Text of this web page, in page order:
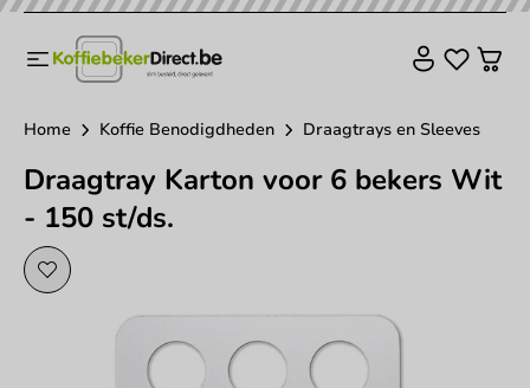
Home Koffie Benodigdheden Draagtrays en Sleeves
Draagtray Karton voor 6 bekers Wit
- 150 st/ds.